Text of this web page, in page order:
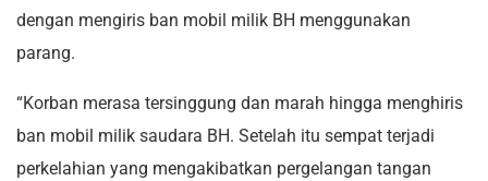
dengan mengiris ban mobil milik BH menggunakan
parang.
“Korban merasa tersinggung dan marah hingga menghiris
ban mobil milik saudara BH. Setelah itu sempat terjadi
perkelahian yang mengakibatkan pergelangan tangan